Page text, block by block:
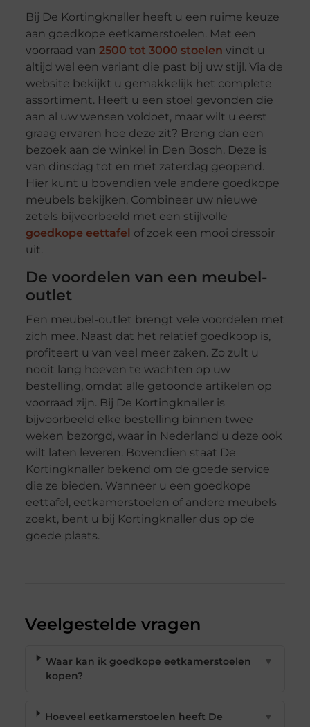
Bij De Kortingknaller heeft u een ruime keuze
aan goedkope eetkamerstoelen. Met een
voorraad van 2500 tot 3000 stoelen vindt u
altijd wel een variant die past bij uw stijl. Via de
website bekijkt u gemakkelijk het complete
assortiment. Heeft u een stoel gevonden die
aan al uw wensen voldoet, maar wilt u eerst
graag ervaren hoe deze zit? Breng dan een
bezoek aan de winkel in Den Bosch. Deze is
van dinsdag tot en met zaterdag geopend.
Hier kunt u bovendien vele andere goedkope
meubels bekijken. Combineer uw nieuwe
zetels bijvoorbeeld met een stijlvolle
goedkope eettafel of zoek een mooi dressoir
uit.
De voordelen van een meubel-
outlet
Een meubel-outlet brengt vele voordelen met
zich mee. Naast dat het relatief goedkoop is,
profiteert u van veel meer zaken. Zo zult u
nooit lang hoeven te wachten op uw
bestelling, omdat alle getoonde artikelen op
voorraad zijn. Bij De Kortingknaller is
bijvoorbeeld elke bestelling binnen twee
weken bezorgd, waar in Nederland u deze ook
wilt laten leveren. Bovendien staat De
Kortingknaller bekend om de goede service
die ze bieden. Wanneer u een goedkope
eettafel, eetkamerstoelen of andere meubels
zoekt, bent u bij Kortingknaller dus op de
goede plaats.
Veelgestelde vragen
Waar kan ik goedkope eetkamerstoelen
kopen?
▼
Hoeveel eetkamerstoelen heeft De
▼